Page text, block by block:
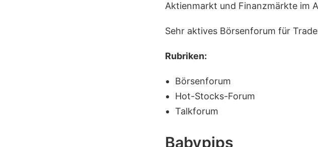
Aktienmarkt und Finanzmärkte im
Sehr aktives Börsenforum für
Rubriken:
Börsenforum
Hot-Stocks-Forum
Talkforum
Babypips